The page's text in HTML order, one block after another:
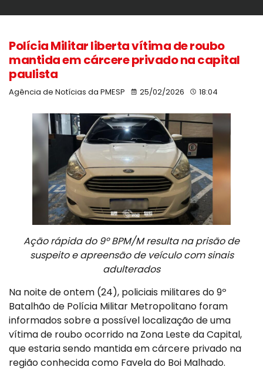
Polícia Militar liberta vítima de roubo
mantida em cárcere privado na capital
paulista
Agência de Notícias da PMESP 25/02/2026 18:04
Ação rápida do 9º BPM/M resulta na prisão de
suspeito e apreensão de veículo com sinais
adulterados
Na noite de ontem (24), policiais militares do 9º
Batalhão de Polícia Militar Metropolitano foram
informados sobre a possível localização de uma
vítima de roubo ocorrido na Zona Leste da Capital,
que estaria sendo mantida em cárcere privado na
região conhecida como Favela do Boi Malhado.